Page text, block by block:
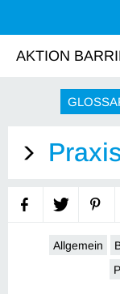
AKTION
Allgemein